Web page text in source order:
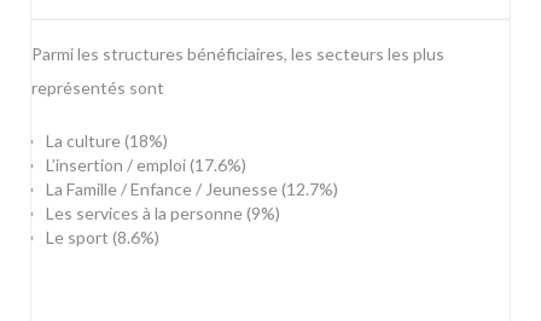
Parmi les structures bénéficiaires, les secteurs les plus
représentés sont
La culture (18%)
L’insertion / emploi (17.6%)
La Famille / Enfance / Jeunesse (12.7%)
Les services à la personne (9%)
Le sport (8.6%)